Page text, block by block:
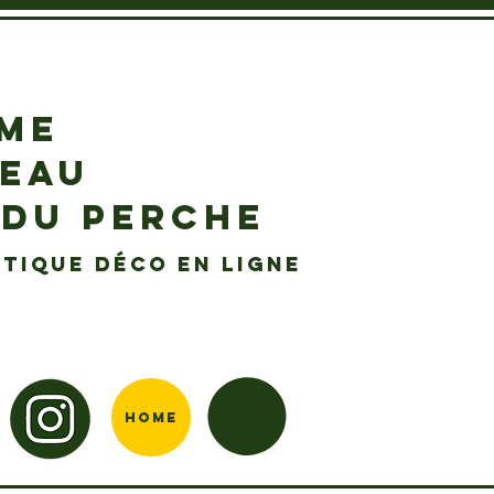
PERCHE
déco en ligne
Home